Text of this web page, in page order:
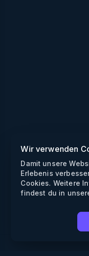
Wir verwenden
Damit unsere
Erlebenis
Cookies. Weitere
findest du in